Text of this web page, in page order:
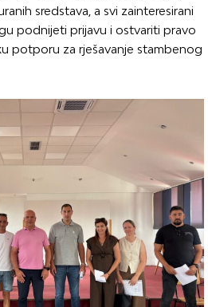
sredstava, a svi zainteresirani
podnijeti prijavu i ostvariti pravo
potporu za rješavanje stambenog